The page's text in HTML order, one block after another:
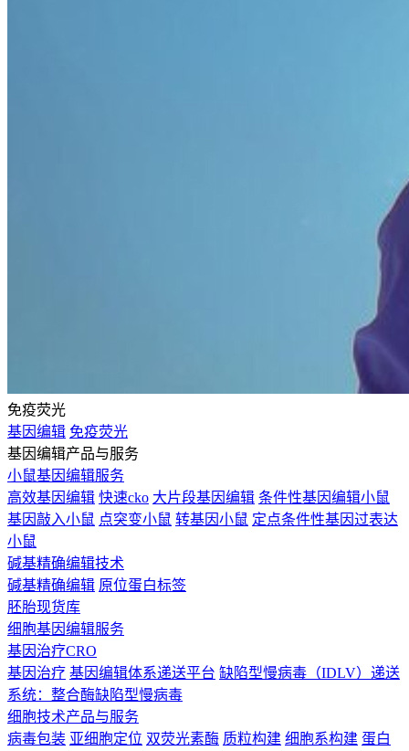
免疫荧光
基因编辑 免疫荧光
基因编辑产品与服务
小鼠基因编辑服务
高效基因编辑 快速cko 大片段基因编辑 条件性基因编辑小鼠
基因敲入小鼠 点突变小鼠 转基因小鼠 定点条件性基因过表达
小鼠
碱基精确编辑技术
碱基精确编辑 原位蛋白标签
胚胎现货库
细胞基因编辑服务
基因治疗CRO
基因治疗 基因编辑体系递送平台 缺陷型慢病毒（IDLV）递送
系统：整合酶缺陷型慢病毒
细胞技术产品与服务
病毒包装 亚细胞定位 双荧光素酶 质粒构建 细胞系构建 蛋白